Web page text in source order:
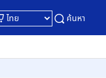
ค้นหา